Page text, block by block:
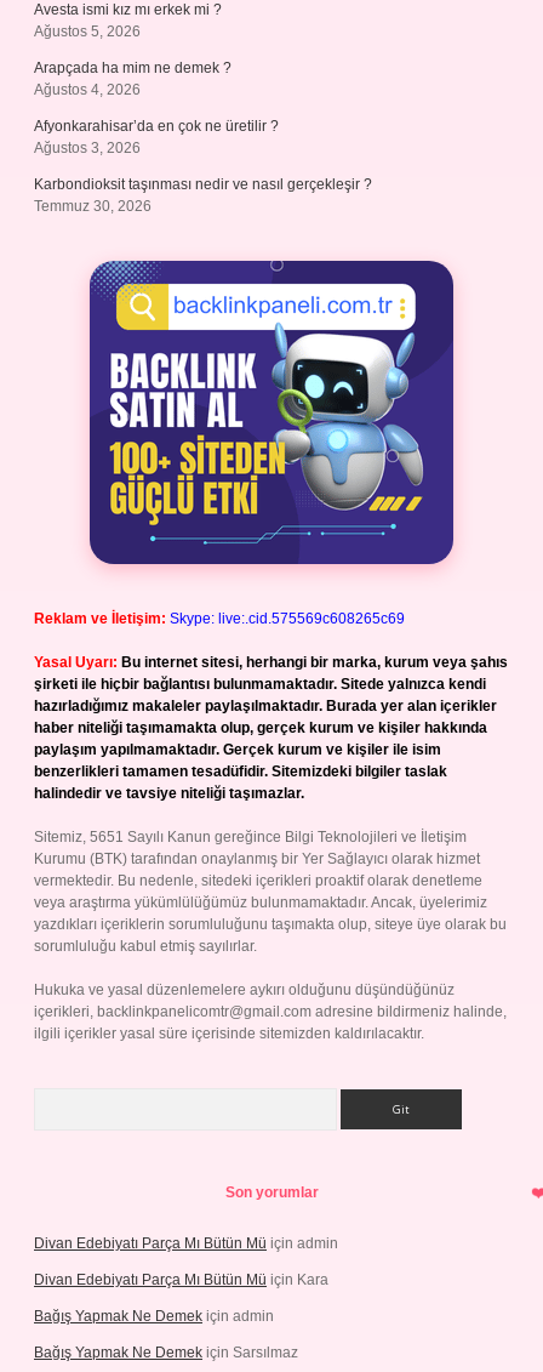
Avesta ismi kız mı erkek mi ?
Ağustos 5, 2026
Arapçada ha mim ne demek ?
Ağustos 4, 2026
Afyonkarahisar’da en çok ne üretilir ?
Ağustos 3, 2026
Karbondioksit taşınması nedir ve nasıl gerçekleşir ?
Temmuz 30, 2026
Reklam ve İletişim: Skype: live:.cid.575569c608265c69
Yasal Uyarı: Bu internet sitesi, herhangi bir marka, kurum veya şahıs
şirketi ile hiçbir bağlantısı bulunmamaktadır. Sitede yalnızca kendi
hazırladığımız makaleler paylaşılmaktadır. Burada yer alan içerikler
haber niteliği taşımamakta olup, gerçek kurum ve kişiler hakkında
paylaşım yapılmamaktadır. Gerçek kurum ve kişiler ile isim
benzerlikleri tamamen tesadüfidir. Sitemizdeki bilgiler taslak
halindedir ve tavsiye niteliği taşımazlar.
Sitemiz, 5651 Sayılı Kanun gereğince Bilgi Teknolojileri ve İletişim
Kurumu (BTK) tarafından onaylanmış bir Yer Sağlayıcı olarak hizmet
vermektedir. Bu nedenle, sitedeki içerikleri proaktif olarak denetleme
veya araştırma yükümlülüğümüz bulunmamaktadır. Ancak, üyelerimiz
yazdıkları içeriklerin sorumluluğunu taşımakta olup, siteye üye olarak bu
sorumluluğu kabul etmiş sayılırlar.
Hukuka ve yasal düzenlemelere aykırı olduğunu düşündüğünüz
içerikleri, backlinkpanelicomtr@gmail.com adresine bildirmeniz halinde,
ilgili içerikler yasal süre içerisinde sitemizden kaldırılacaktır.
Son yorumlar
Divan Edebiyatı Parça Mı Bütün Mü için admin
Divan Edebiyatı Parça Mı Bütün Mü için Kara
Bağış Yapmak Ne Demek için admin
Bağış Yapmak Ne Demek için Sarsılmaz